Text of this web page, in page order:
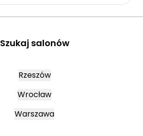
Szukaj salonów
Rzeszów
Wrocław
Warszawa